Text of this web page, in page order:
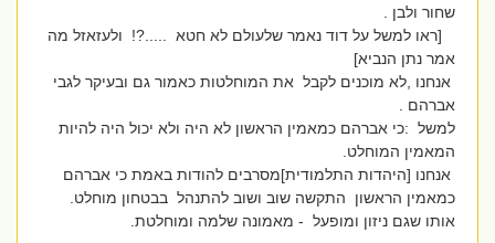
שחור ולבן .
[ראו למשל על דוד נאמר שלעולם לא חטא .....?! ולעזאזל מה
אמר נתן הנביא]
אנחנו ,לא מוכנים לקבל את המוחלטות כאמור גם ובעיקר לגבי
אברהם .
למשל :כי אברהם כמאמין הראשון לא היה ולא יכול היה להיות
המאמין המוחלט.
אנחנו [היהדות התלמודית]מסרבים להודות באמת כי אברהם
כמאמין הראשון התקשה שוב ושוב להתנהל בבטחון מוחלט.
אותו שגם ניזון ומופעל - מאמונה שלמה ומוחלטת.